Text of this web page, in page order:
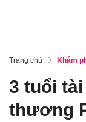
Trang chủ Khám
3 tuổi
thương